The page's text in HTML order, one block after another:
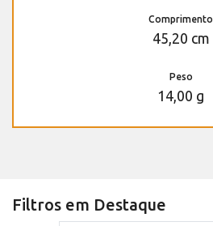
Comprimento
45,20 cm
Peso
14,00 g
Filtros em Destaque